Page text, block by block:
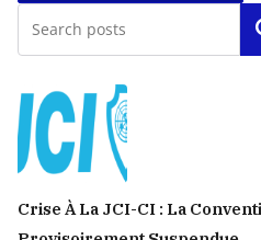
Crise À La JCI-CI : La